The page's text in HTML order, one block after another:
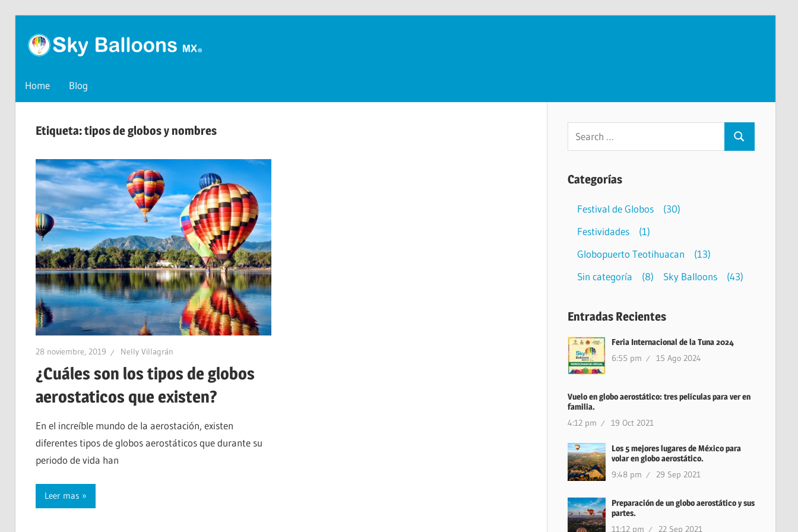
content
México
de
SkyBalloons
Home Blog
Etiqueta:tipos de globos y nombres
28 noviembre, 2019 Nelly Villagrán
¿Cuáles son los tipos de globos
aerostaticos que existen?
En el increíble mundo de la aerostación, existen
diferentes tipos de globos aerostáticos que durante su
periodo de vida han
Leer mas
Categorías
Festival de Globos
(30)
Festividades
(1)
Globopuerto Teotihuacan
(13)
Sin categoría
(8) Sky Balloons (43)
Entradas Recientes
Feria Internacional de la Tuna 2024
6:55 pm 15 Ago 2024
Vuelo en globo aerostático: tres películas para ver en
familia.
4:12 pm 19 Oct 2021
Los 5 mejores lugares de México para
volar en globo aerostático.
9:48 pm 29 Sep 2021
Preparación de un globo aerostático y sus
partes.
11:12 pm 22 Sep 2021